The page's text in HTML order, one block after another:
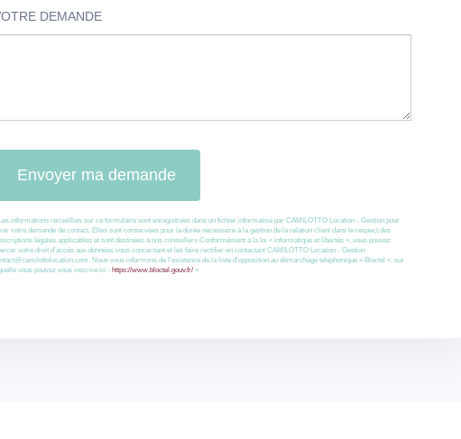
DEMANDE
informations recueillies sur ce formulaire sont enregistrées dans un fichier informatisé par CAMILOTTO Location - Gestion pour
votre demande de contact. Elles sont conservées pour la durée nécessaire à la gestion de la relation client dans le respect des
légales applicables et sont destinées à nos conseillers Conformément à la loi « informatique et libertés », vous pouvez
votre droit d'accès aux données vous concernant et les faire rectifier en contactant CAMILOTTO Location - Gestion
Nous vous informons de l'existence de la liste d'opposition au démarchage téléphonique « Bloctel », sur
vous pouvez vous inscrire ici : https://www.bloctel.gouv.fr/ »